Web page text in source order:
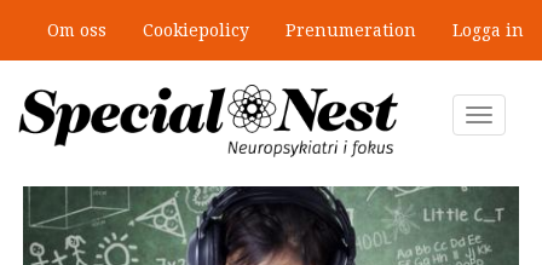
huvudinnehåll
Om oss Cookiepolicy Prenumeration Logga in
Toggle
”Jobbet gick bra – just därför togs
stödet bort”